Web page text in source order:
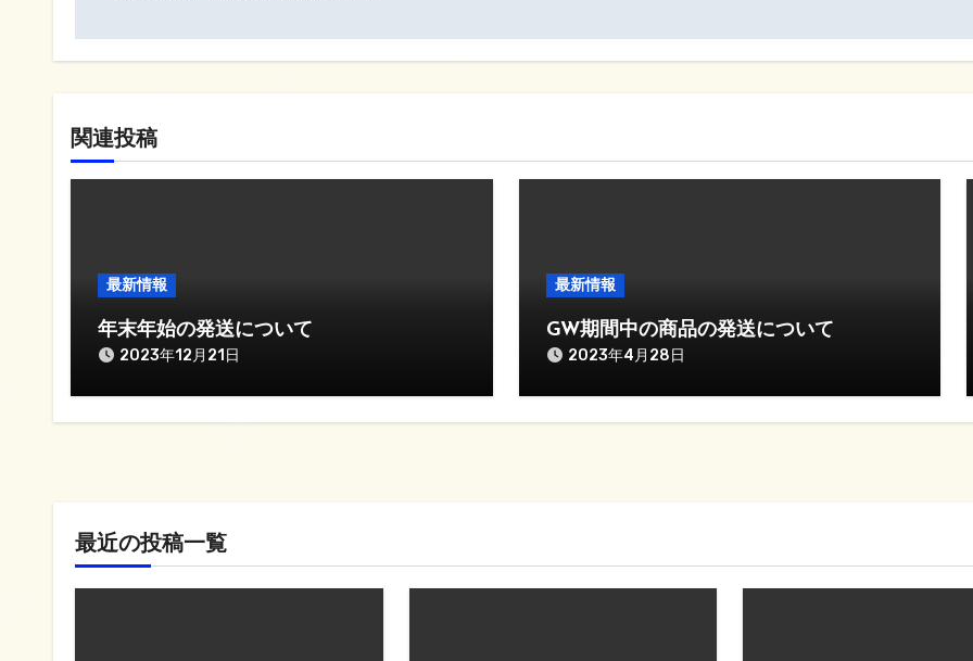
ナ
ビ
ゲ
ー
ョ
ン
関連投稿
最新情報
年末年始の発送について
2023年12月21日
最新情報
GW期間中の商品の発送について
2023年4月28日
最近の投稿一覧